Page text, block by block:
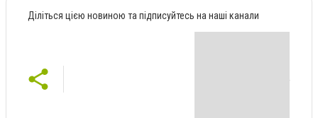
Діліться цією новиною та підписуйтесь на наші канали